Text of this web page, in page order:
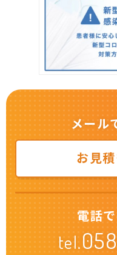
メール
お見
電話
tel.